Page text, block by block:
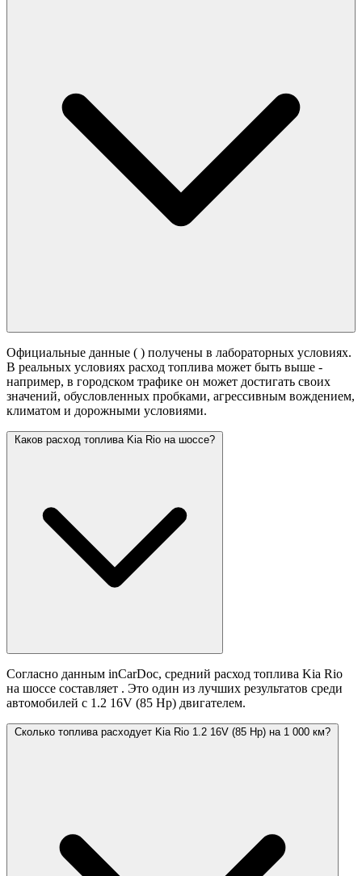
Официальные данные ( ) получены в лабораторных условиях.
В реальных условиях расход топлива может быть выше -
например, в городском трафике он может достигать своих
значений, обусловленных пробками, агрессивным вождением,
климатом и дорожными условиями.
Каков расход топлива Kia Rio на шоссе?
Согласно данным inCarDoc, средний расход топлива Kia Rio
на шоссе составляет . Это один из лучших результатов среди
автомобилей с 1.2 16V (85 Hp) двигателем.
Сколько топлива расходует Kia Rio 1.2 16V (85 Hp) на 1 000 км?